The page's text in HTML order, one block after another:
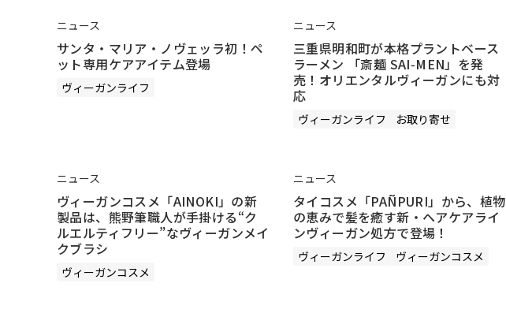
ニュース
サンタ・マリア・ノヴェッラ初！ペ
ット専用ケアアイテム登場
ヴィーガンライフ
ニュース
三重県明和町が本格プラントベース
ラーメン 「斎麺 SAI‑MEN」を発
売！オリエンタルヴィーガンにも対
応
ヴィーガンライフ お取り寄せ
ニュース
ヴィーガンコスメ「AINOKI」の新
製品は、熊野筆職人が手掛ける“ク
ルエルティフリー”なヴィーガンメイ
クブラシ
ヴィーガンコスメ
ニュース
タイコスメ「PAÑPURI」から、植物
の恵みで髪を癒す新・ヘアケアライ
ンヴィーガン処方で登場！
ヴィーガンライフ ヴィーガンコスメ